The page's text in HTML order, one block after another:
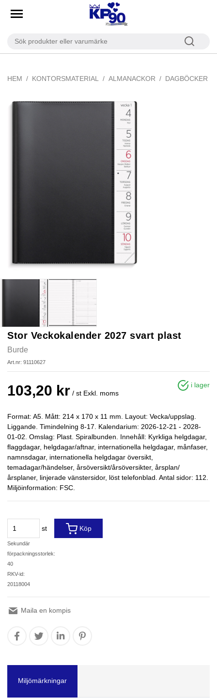
HEM KONTORSMATERIAL ALMANACKOR DAGBÖCKER
Stor Veckokalender 2027 svart plast
Burde
Art.nr: 91110627
103,20 kr / st Exkl. moms
i lager
Format: A5. Mått: 214 x 170 x 11 mm. Layout: Vecka/uppslag.
Liggande. Timindelning 8-17. Kalendarium: 2026-12-21 - 2028-
01-02. Omslag: Plast. Spiralbunden. Innehåll: Kyrkliga helgdagar,
flaggdagar, helgdagar/aftnar, internationella helgdagar, månfaser,
namnsdagar, internationella helgdagar översikt,
temadagar/händelser, årsöversikt/årsöversikter, årsplan/
årsplaner, linjerade vänstersidor, löst telefonblad. Antal sidor: 112.
Miljöinformation: FSC.
st
Sekundär
förpackningsstorlek:
40
RKV-id:
20118004
Köp
Maila en kompis
Miljömärkningar